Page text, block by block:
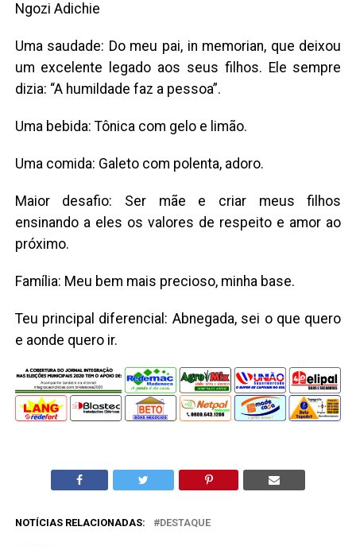
Ngozi Adichie
Uma saudade: Do meu pai, in memorian, que deixou
um excelente legado aos seus filhos. Ele sempre
dizia: “A humildade faz a pessoa”.
Uma bebida: Tônica com gelo e limão.
Uma comida: Galeto com polenta, adoro.
Maior desafio: Ser mãe e criar meus filhos
ensinando a eles os valores de respeito e amor ao
próximo.
Família: Meu bem mais precioso, minha base.
Teu principal diferencial: Abnegada, sei o que quero
e aonde quero ir.
NOTÍCIAS RELACIONADAS: DESTAQUE